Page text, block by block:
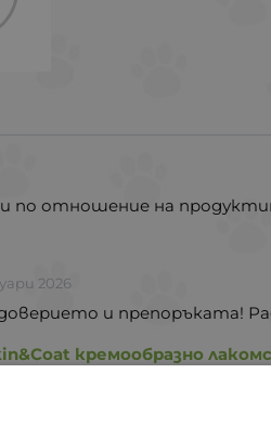
и по отношение на
2026
и препоръката!
кремообразно